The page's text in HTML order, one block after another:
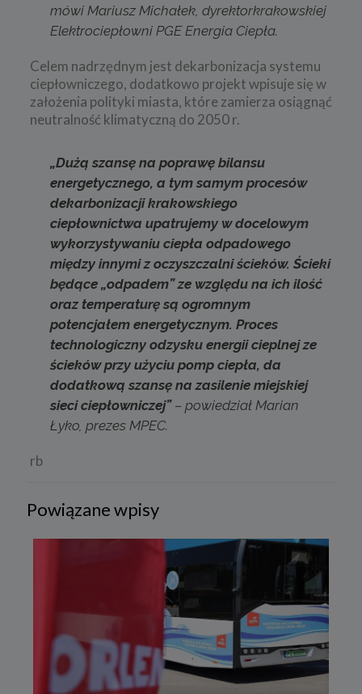
mówi Mariusz Michałek, dyrektorkrakowskiej
Elektrociepłowni PGE Energia Ciepła.
Celem nadrzędnym jest dekarbonizacja systemu
ciepłowniczego, dodatkowo projekt wpisuje się w
założenia polityki miasta, które zamierza osiągnąć
neutralność klimatyczną do 2050 r.
„Dużą szansę na poprawę bilansu
energetycznego, a tym samym procesów
dekarbonizacji krakowskiego
ciepłownictwa upatrujemy w docelowym
wykorzystywaniu ciepła odpadowego
między innymi z oczyszczalni ścieków. Ścieki
będące „odpadem” ze względu na ich ilość
oraz temperaturę są ogromnym
potencjałem energetycznym. Proces
technologiczny odzysku energii cieplnej ze
ścieków przy użyciu pomp ciepła, da
dodatkową szansę na zasilenie miejskiej
sieci ciepłowniczej” – powiedział Marian
Łyko, prezes MPEC.
rb
Powiązane wpisy